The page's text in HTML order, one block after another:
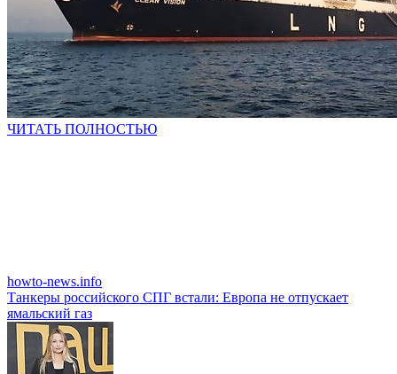
ЧИТАТЬ ПОЛНОСТЬЮ
howto-news.info
Танкеры российского СПГ встали: Европа не отпускает
ямальский газ